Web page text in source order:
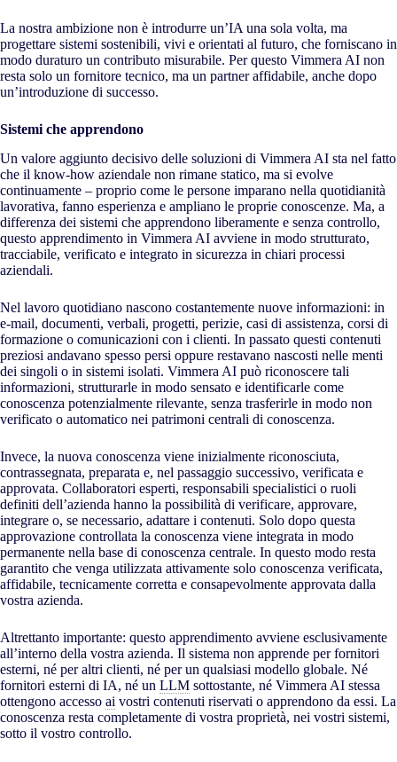
La nostra ambizione non è introdurre un’IA una sola volta, ma
progettare sistemi sostenibili, vivi e orientati al futuro, che forniscano in
modo duraturo un contributo misurabile. Per questo Vimmera AI non
resta solo un fornitore tecnico, ma un partner affidabile, anche dopo
un’introduzione di successo.
Sistemi che apprendono
Un valore aggiunto decisivo delle soluzioni di Vimmera AI sta nel fatto
che il know-how aziendale non rimane statico, ma si evolve
continuamente – proprio come le persone imparano nella quotidianità
lavorativa, fanno esperienza e ampliano le proprie conoscenze. Ma, a
differenza dei sistemi che apprendono liberamente e senza controllo,
questo apprendimento in Vimmera AI avviene in modo strutturato,
tracciabile, verificato e integrato in sicurezza in chiari processi
aziendali.
Nel lavoro quotidiano nascono costantemente nuove informazioni: in
e-mail, documenti, verbali, progetti, perizie, casi di assistenza, corsi di
formazione o comunicazioni con i clienti. In passato questi contenuti
preziosi andavano spesso persi oppure restavano nascosti nelle menti
dei singoli o in sistemi isolati. Vimmera AI può riconoscere tali
informazioni, strutturarle in modo sensato e identificarle come
conoscenza potenzialmente rilevante, senza trasferirle in modo non
verificato o automatico nei patrimoni centrali di conoscenza.
Invece, la nuova conoscenza viene inizialmente riconosciuta,
contrassegnata, preparata e, nel passaggio successivo, verificata e
approvata. Collaboratori esperti, responsabili specialistici o ruoli
definiti dell’azienda hanno la possibilità di verificare, approvare,
integrare o, se necessario, adattare i contenuti. Solo dopo questa
approvazione controllata la conoscenza viene integrata in modo
permanente nella base di conoscenza centrale. In questo modo resta
garantito che venga utilizzata attivamente solo conoscenza verificata,
affidabile, tecnicamente corretta e consapevolmente approvata dalla
vostra azienda.
Altrettanto importante: questo apprendimento avviene esclusivamente
all’interno della vostra azienda. Il sistema non apprende per fornitori
esterni, né per altri clienti, né per un qualsiasi modello globale. Né
fornitori esterni di IA, né un LLM sottostante, né Vimmera AI stessa
ottengono accesso ai vostri contenuti riservati o apprendono da essi. La
conoscenza resta completamente di vostra proprietà, nei vostri sistemi,
sotto il vostro controllo.